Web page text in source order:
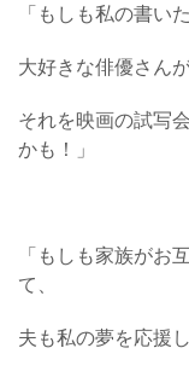
「もしも私の書い
大好きな俳優さん
それを映画の試写
かも！」
「もしも家族がお
て、
夫も私の夢を応援